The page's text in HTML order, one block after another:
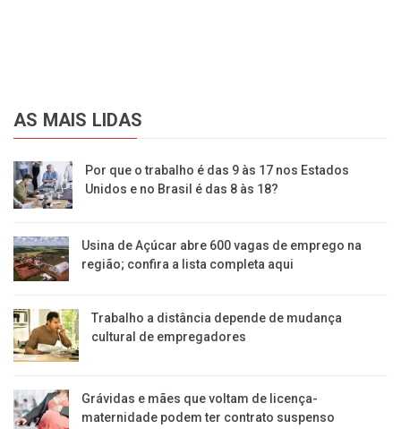
AS MAIS LIDAS
Por que o trabalho é das 9 às 17 nos Estados
Unidos e no Brasil é das 8 às 18?
Usina de Açúcar abre 600 vagas de emprego na
região; confira a lista completa aqui
Trabalho a distância depende de mudança
cultural de empregadores
Grávidas e mães que voltam de licença-
maternidade podem ter contrato suspenso